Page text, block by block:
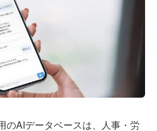
のAIデータベースは、人事・労